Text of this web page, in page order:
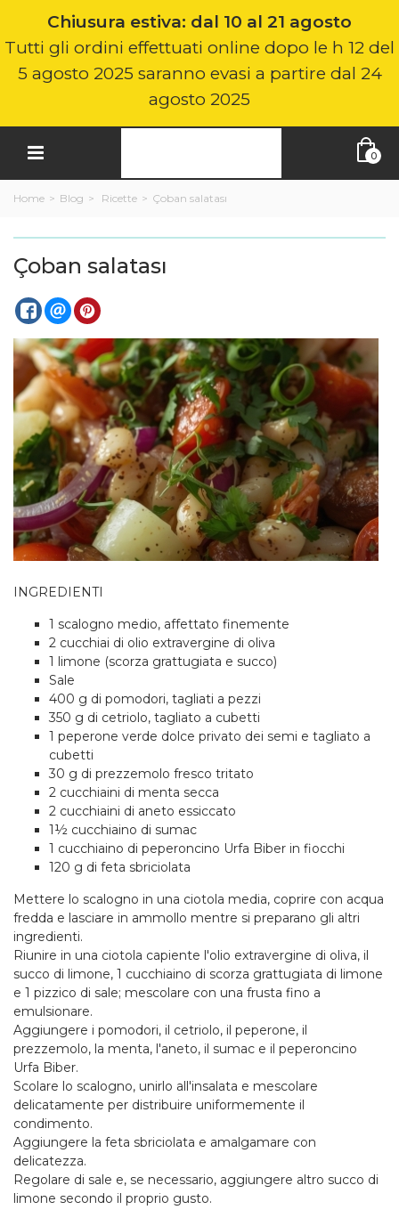
Chiusura estiva: dal 10 al 21 agosto
Tutti gli ordini effettuati online dopo le h 12 del
5 agosto 2025 saranno evasi a partire dal 24
agosto 2025
0
Home > Blog > Ricette > Çoban salatası
Çoban salatası
INGREDIENTI
1 scalogno medio, affettato finemente
2 cucchiai di olio extravergine di oliva
1 limone (scorza grattugiata e succo)
Sale
400 g di pomodori, tagliati a pezzi
350 g di cetriolo, tagliato a cubetti
1 peperone verde dolce privato dei semi e tagliato a
cubetti
30 g di prezzemolo fresco tritato
2 cucchiaini di menta secca
2 cucchiaini di aneto essiccato
1½ cucchiaino di sumac
1 cucchiaino di peperoncino Urfa Biber in fiocchi
120 g di feta sbriciolata
Mettere lo scalogno in una ciotola media, coprire con acqua
fredda e lasciare in ammollo mentre si preparano gli altri
ingredienti.
Riunire in una ciotola capiente l'olio extravergine di oliva, il
succo di limone, 1 cucchiaino di scorza grattugiata di limone
e 1 pizzico di sale; mescolare con una frusta fino a
emulsionare.
Aggiungere i pomodori, il cetriolo, il peperone, il
prezzemolo, la menta, l'aneto, il sumac e il peperoncino
Urfa Biber.
Scolare lo scalogno, unirlo all'insalata e mescolare
delicatamente per distribuire uniformemente il
condimento.
Aggiungere la feta sbriciolata e amalgamare con
delicatezza.
Regolare di sale e, se necessario, aggiungere altro succo di
limone secondo il proprio gusto.